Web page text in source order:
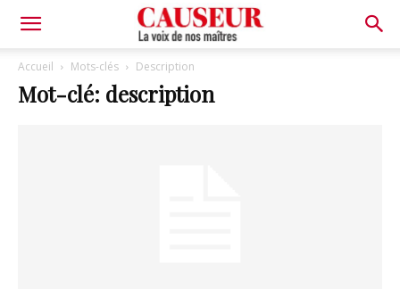
voix
Accueil Mots-clés Description
Mot-clé: description